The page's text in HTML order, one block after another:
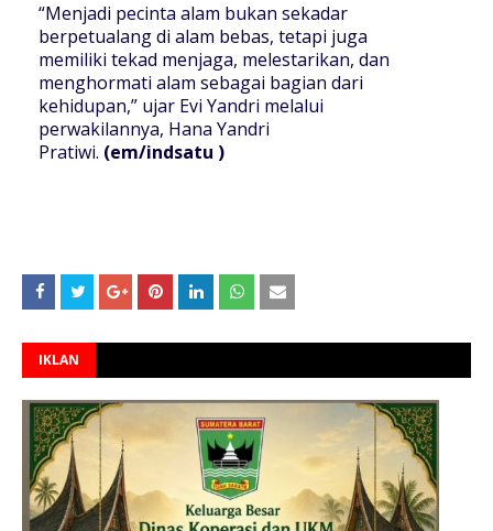
“Menjadi pecinta alam bukan sekadar
berpetualang di alam bebas, tetapi juga
memiliki tekad menjaga, melestarikan, dan
menghormati alam sebagai bagian dari
kehidupan,” ujar Evi Yandri melalui
perwakilannya, Hana Yandri
Pratiwi. (em/indsatu )
IKLAN